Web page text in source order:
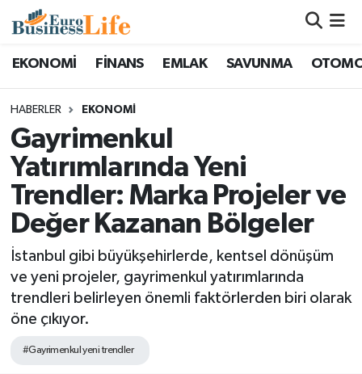
EKONOMİ FİNANS EMLAK SAVUNMA
HABERLER EKONOMİ
Gayrimenkul
Yatırımlarında Yeni
Trendler: Marka Projeler ve
Değer Kazanan Bölgeler
İstanbul gibi büyükşehirlerde, kentsel dönüşüm
ve yeni projeler, gayrimenkul yatırımlarında
trendleri belirleyen önemli faktörlerden biri olarak
öne çıkıyor.
#Gayrimenkul yeni trendler
Nöbetçi Eczaneler
Hava Durumu
Namaz Vakitleri
Trafik Durumu
Süper Lig Puan Durumu ve Fikstür
Tüm Manşetler
Son Dakika Haberleri
Haber Arşivi